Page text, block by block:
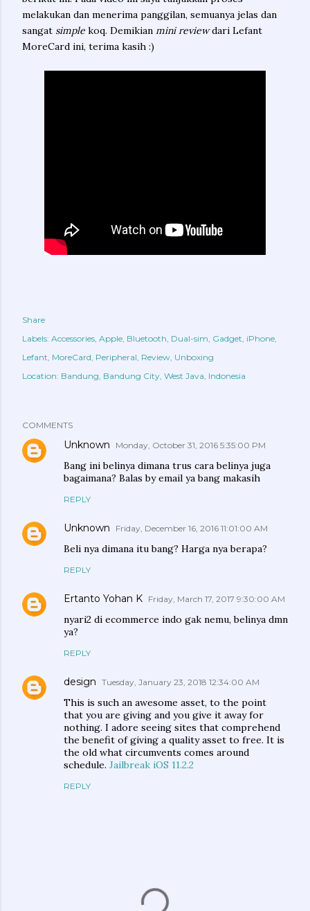
melakukan dan menerima panggilan, semuanya jelas dan
sangat simple koq. Demikian mini reviewdari Lefant
MoreCard ini, terima kasih :)
Share
Labels: Accessories Apple Bluetooth Dual-sim Gadget iPhone
Lefant MoreCard Peripheral Review Unboxing
Location: Bandung, Bandung City, West Java, Indonesia
COMMENTS
Unknown Monday, October 31, 2016 5:35:00 PM
Bang ini belinya dimana trus cara belinya juga
bagaimana? Balas by email ya bang makasih
REPLY
Unknown Friday, December 16, 2016 11:01:00 AM
Beli nya dimana itu bang? Harga nya berapa?
REPLY
Ertanto Yohan K Friday, March 17, 2017 9:30:00 AM
nyari2 di ecommerce indo gak nemu, belinya dmn
ya?
REPLY
design Tuesday, January 23, 2018 12:34:00 AM
This is such an awesome asset, to the point
that you are giving and you give it away for
nothing. I adore seeing sites that comprehend
the benefit of giving a quality asset to free. It is
the old what circumvents comes around
schedule. Jailbreak iOS 11.2.2
REPLY